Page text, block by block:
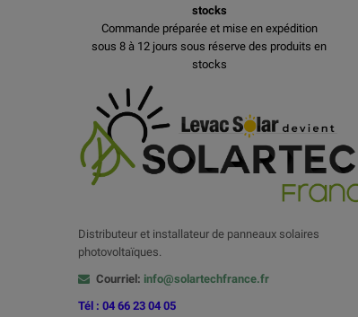
stocks
Commande préparée et mise en expédition
sous 8 à 12 jours sous réserve des produits en
stocks
Distributeur et installateur de panneaux solaires
photovoltaïques.
Courriel: info@solartechfrance.fr
Tél : 04 66 23 04 05